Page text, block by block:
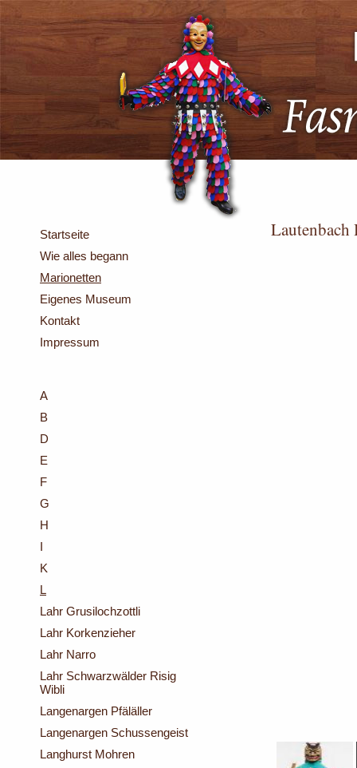
Startseite
Wie alles begann
Marionetten
Eigenes Museum
Kontakt
Impressum
A
B
D
E
F
G
H
I
K
L
Lahr Grusilochzottli
Lahr Korkenzieher
Lahr Narro
Lahr Schwarzwälder Risig
Wibli
Langenargen Pfäläller
Langenargen Schussengeist
Langhurst Mohren